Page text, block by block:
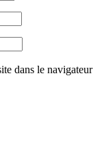
dans le navigateur